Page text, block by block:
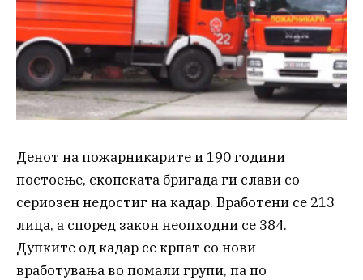
Денот на пожарникарите и 190 години
постоење, скопската бригада ги слави со
сериозен недостиг на кадар. Вработени се 213
лица, а според закон неопходни се 384.
Дупките од кадар се крпат со нови
вработувања во помали групи, па по